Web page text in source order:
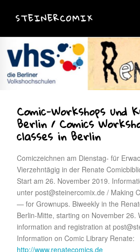
STEINERCOMIX
Comic-Workshops und
Berlin / Comics
classes in Berlin
Comiczeichnen am Dienstag- für
Vierzehntägig in der Renate
Start am 26. November 2019.
unter post@steinercomix.de / Making
— for Grownups. Biweekly in the
Berlin-Mitte, starting on November 26.
information and registration at
Information on Comic Library Renate:
http://www.renatecomics.de